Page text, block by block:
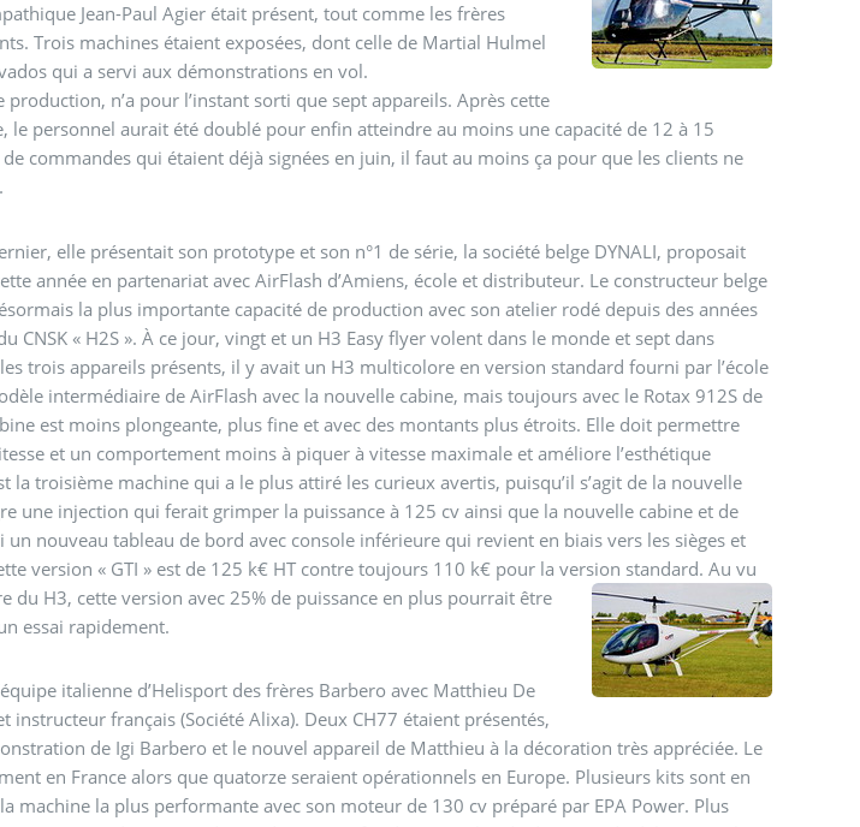
Jean-Paul Agier était présent, tout comme les frères
Trois machines étaient exposées, dont celle de Martial Hulmel
qui a servi aux démonstrations en vol.
n’a pour l’instant sorti que sept appareils. Après cette
le personnel aurait été doublé pour enfin atteindre au moins une capacité de 12 à 15
commandes qui étaient déjà signées en juin, il faut au moins ça pour que les clients ne
elle présentait son prototype et son n°1 de série, la société belge DYNALI, proposait
année en partenariat avec AirFlash d’Amiens, école et distributeur. Le constructeur belge
la plus importante capacité de production avec son atelier rodé depuis des années
CNSK « H2S ». À ce jour, vingt et un H3 Easy flyer volent dans le monde et sept dans
les trois appareils présents, il y avait un H3 multicolore en version standard fourni par l’école
intermédiaire de AirFlash avec la nouvelle cabine, mais toujours avec le Rotax 912S de
est moins plongeante, plus fine et avec des montants plus étroits. Elle doit permettre
et un comportement moins à piquer à vitesse maximale et améliore l’esthétique
la troisième machine qui a le plus attiré les curieux avertis, puisqu’il s’agit de la nouvelle
une injection qui ferait grimper la puissance à 125 cv ainsi que la nouvelle cabine et de
nouveau tableau de bord avec console inférieure qui revient en biais vers les sièges et
version « GTI » est de 125 k€ HT contre toujours 110 k€ pour la version standard. Au vu
du H3, cette version avec 25% de puissance en plus pourrait être
essai rapidement.
italienne d’Helisport des frères Barbero avec Matthieu De
français (Société Alixa). Deux CH77 étaient présentés,
de Igi Barbero et le nouvel appareil de Matthieu à la décoration très appréciée. Le
en France alors que quatorze seraient opérationnels en Europe. Plusieurs kits sont en
machine la plus performante avec son moteur de 130 cv préparé par EPA Power. Plus